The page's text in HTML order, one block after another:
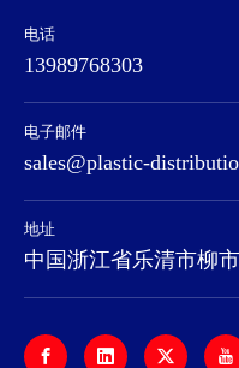
电话
13989768303
电子邮件
sales@plastic-
地址
中国浙江省乐清市柳